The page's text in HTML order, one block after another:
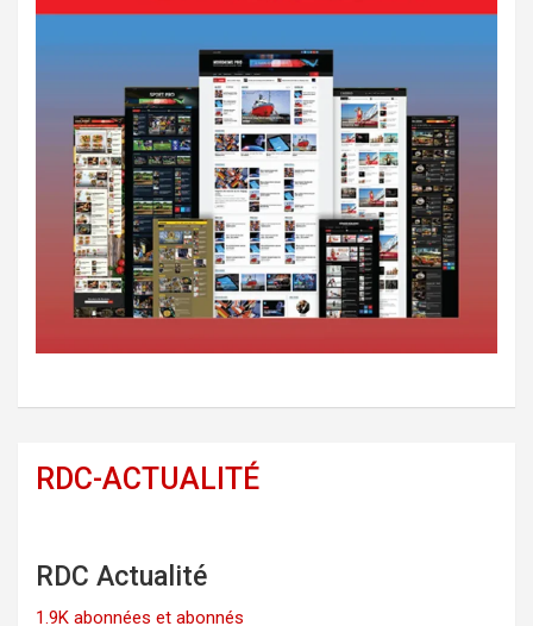
RDC-ACTUALITÉ
RDC Actualité
1.9K abonnées et abonnés